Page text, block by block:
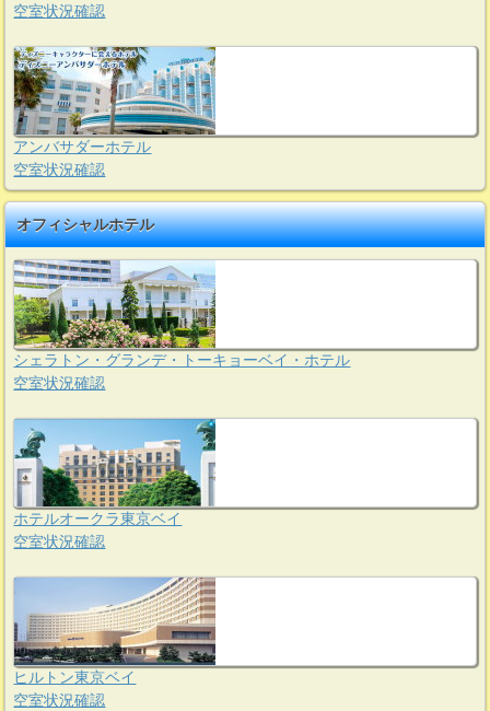
空室状況確認
アンバサダーホテル
空室状況確認
オフィシャルホテル
シェラトン・グランデ・トーキョーベイ・ホテル
空室状況確認
ホテルオークラ東京ベイ
空室状況確認
ヒルトン東京ベイ
空室状況確認